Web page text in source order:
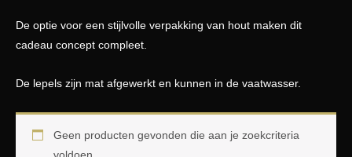
De optie voor een stijlvolle verpakking van hout maken dit
cadeau concept compleet.
De lepels zijn mat afgewerkt en kunnen in de vaatwasser.
Geen producten gevonden die aan je zoekcriteria